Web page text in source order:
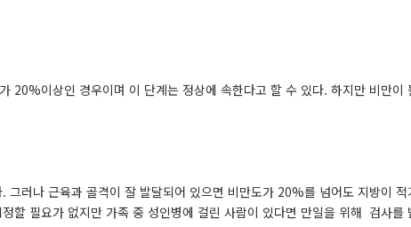
20%이상인 경우이며 이 단계는 정상에 속한다고 할 수 있다. 하지만 비만
그러나 근육과 골격이 잘 발달되어 있으면 비만도가 20%를 넘어도 지방이
할 필요가 없지만 가족 중 성인병에 걸린 사람이 있다면 만일을 위해 검사를